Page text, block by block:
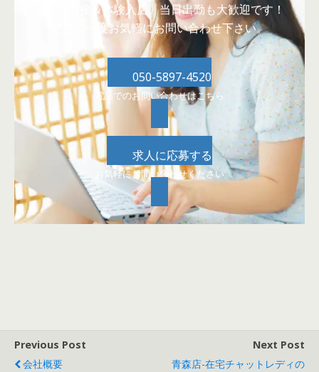
当日の面接＆体験入店、当日出勤も大歓迎です！
ぜひ、一度お気軽にお問い合わせ下さい。
050-5897-4520
電話でのお問い合わせはこちら
求人に応募する
お気軽にお問い合わせください
Previous Post
会社概要
Next Post
青森店-在宅チャットレディの